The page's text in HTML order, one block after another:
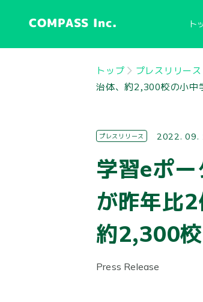
COMPASS Inc. ト
トップ プレスリリース
治体、約2,300校の小中
プレスリリース 2022. 09.
学習eポ
が昨年比
約2,300
Press Release